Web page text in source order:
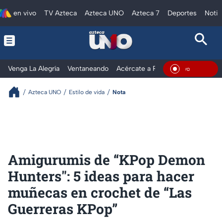
en vivo TV Azteca Azteca UNO Azteca 7 Deportes
Venga La Alegría Ventaneando Acércate a Rocío Al ExtremoEn
Azteca UNO Estilo de vida Nota
Amigurumis de “KPop Demon
Hunters": 5 ideas para hacer
muñecas en crochet de “Las
Guerreras KPop”